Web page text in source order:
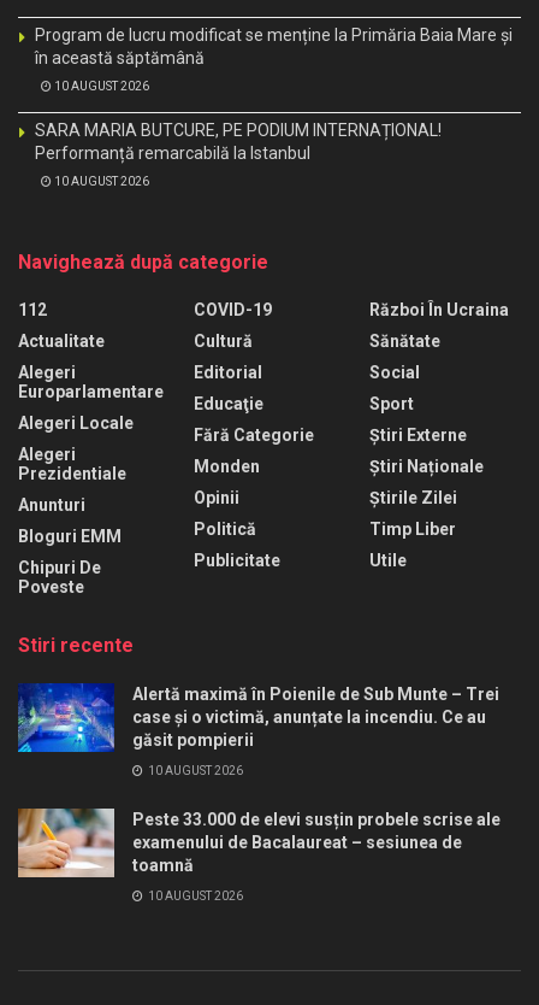
Program de lucru modificat se menține la Primăria Baia Mare și
în această săptămână
10 AUGUST 2026
SARA MARIA BUTCURE, PE PODIUM INTERNAȚIONAL!
Performanță remarcabilă la Istanbul
10 AUGUST 2026
Navighează după categorie
112
Actualitate
Alegeri
Europarlamentare
Alegeri Locale
Alegeri
Prezidentiale
Anunturi
Bloguri EMM
Chipuri De
Poveste
COVID-19
Cultură
Editorial
Educaţie
Fără Categorie
Monden
Opinii
Politică
Publicitate
Război În Ucraina
Sănătate
Social
Sport
Știri Externe
Știri Naționale
Știrile Zilei
Timp Liber
Utile
Stiri recente
Alertă maximă în Poienile de Sub Munte – Trei
case și o victimă, anunțate la incendiu. Ce au
găsit pompierii
10 AUGUST 2026
Peste 33.000 de elevi susțin probele scrise ale
examenului de Bacalaureat – sesiunea de
toamnă
10 AUGUST 2026